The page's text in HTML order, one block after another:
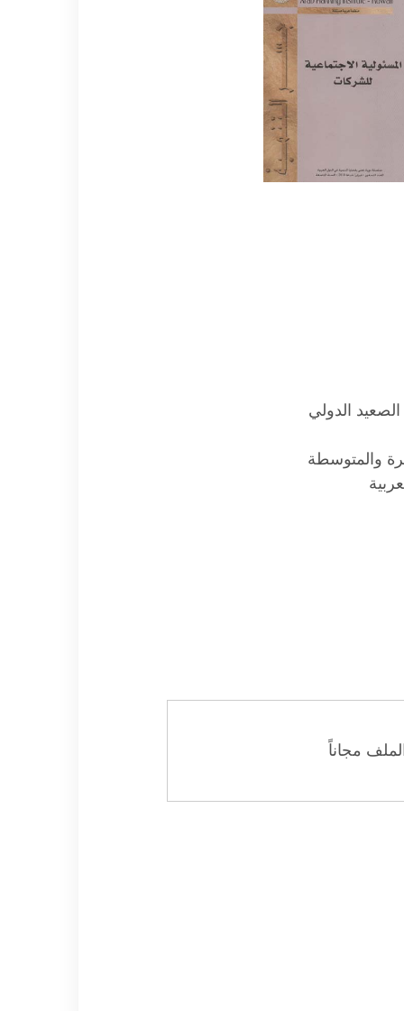
الدولي
والمتوسطة
مجاناً